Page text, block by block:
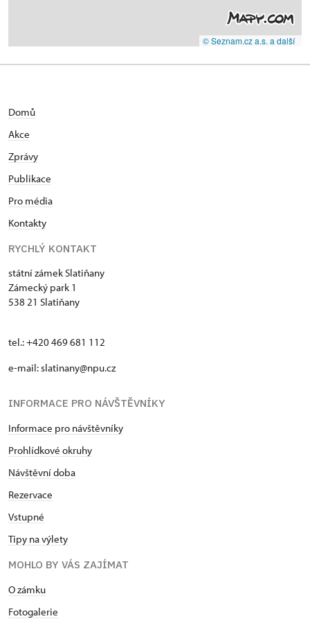
© Seznam.cz a.s. a další
Domů
Akce
Zprávy
Publikace
Pro média
Kontakty
RYCHLÝ KONTAKT
státní zámek Slatiňany
Zámecký park 1
538 21 Slatiňany
tel.: +420 469 681 112
e-mail: slatinany@npu.cz
INFORMACE PRO NÁVŠTĚVNÍKY
Informace pro návštěvníky
Prohlídkové okruhy
Návštěvní doba
Rezervace
Vstupné
Tipy na výlety
MOHLO BY VÁS ZAJÍMAT
O zámku
Fotogalerie